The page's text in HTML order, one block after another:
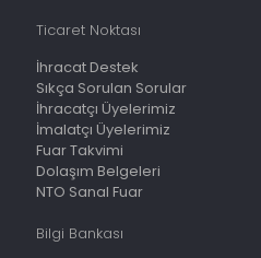
Ticaret Noktası
İhracat Destek
Sıkça Sorulan Sorular
İhracatçı Üyelerimiz
İmalatçı Üyelerimiz
Fuar Takvimi
Dolaşım Belgeleri
NTO Sanal Fuar
Bilgi Bankası